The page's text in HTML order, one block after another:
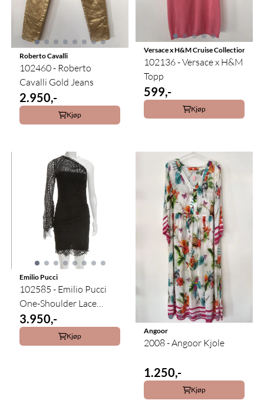
Roberto Cavalli
102460 - Roberto
Cavalli Gold Jeans
2.950,-
Kjøp
Versace x H&M Cruise Collection
102136 - Versace x H&M
Topp
599,-
Kjøp
Emilio Pucci
102585 - Emilio Pucci
One-Shoulder Lace
Dress
3.950,-
Kjøp
Angoor
2008 - Angoor Kjole
1.250,-
Kjøp